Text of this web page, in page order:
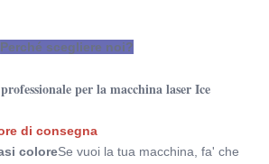
stringer della pelle, rimozione dei
Perché scegliere noi?
per la macchina laser Ice
di consegna
coloreSe vuoi la tua macchina, fa' che